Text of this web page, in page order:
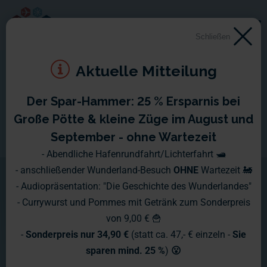
Die geteilte Stadt
In mehreren Dioramen können Sie die
Geschichte der deutschen Teilung am
Beispiel einer Straßenecke mitten in
Berlin erleben. Viele kleine Szenen
lassen die Geschichte dieser Zeit
Schließen
Aktuelle Mitteilung
Der Spar-Hammer: 25 % Ersparnis bei
Große Pötte & kleine Züge im August und
September - ohne Wartezeit
- Abendliche Hafenrundfahrt/Lichterfahrt 🛥️
- anschließender Wunderland-Besuch OHNE Wartezeit 🚂
- Audiopräsentation: "Die Geschichte des Wunderlandes"
- Currywurst und Pommes mit Getränk zum Sonderpreis
von 9,00 € 🍟
- Sonderpreis nur 34,90 € (statt ca. 47,- € einzeln - Sie
sparen mind. 25 %) 😮